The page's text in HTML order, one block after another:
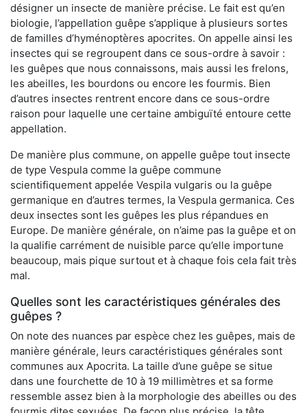
désigner un insecte de manière précise. Le fait est qu’en
biologie, l’appellation guêpe s’applique à plusieurs sortes
de familles d’hyménoptères apocrites. On appelle ainsi les
insectes qui se regroupent dans ce sous-ordre à savoir :
les guêpes que nous connaissons, mais aussi les frelons,
les abeilles, les bourdons ou encore les fourmis. Bien
d’autres insectes rentrent encore dans ce sous-ordre
raison pour laquelle une certaine ambiguïté entoure cette
appellation.
De manière plus commune, on appelle guêpe tout insecte
de type Vespula comme la guêpe commune
scientifiquement appelée Vespila vulgaris ou la guêpe
germanique en d’autres termes, la Vespula germanica. Ces
deux insectes sont les guêpes les plus répandues en
Europe. De manière générale, on n’aime pas la guêpe et on
la qualifie carrément de nuisible parce qu’elle importune
beaucoup, mais pique surtout et à chaque fois cela fait très
mal.
Quelles sont les caractéristiques générales des
guêpes ?
On note des nuances par espèce chez les guêpes, mais de
manière générale, leurs caractéristiques générales sont
communes aux Apocrita. La taille d’une guêpe se situe
dans une fourchette de 10 à 19 millimètres et sa forme
ressemble assez bien à la morphologie des abeilles ou des